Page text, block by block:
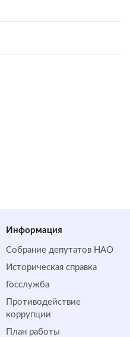
Информация
Собрание депутатов НАО
Историческая справка
Госслужба
Противодействие
коррупции
План работы